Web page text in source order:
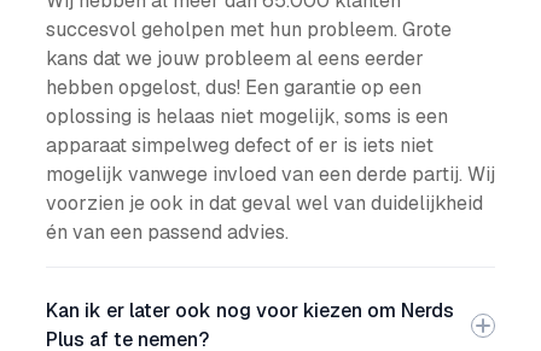
succesvol geholpen met hun probleem. Grote
kans dat we jouw probleem al eens eerder
hebben opgelost, dus! Een garantie op een
oplossing is helaas niet mogelijk, soms is een
apparaat simpelweg defect of er is iets niet
mogelijk vanwege invloed van een derde partij. Wij
voorzien je ook in dat geval wel van duidelijkheid
én van een passend advies.
Kan ik er later ook nog voor kiezen om Nerds
Plus af te nemen?